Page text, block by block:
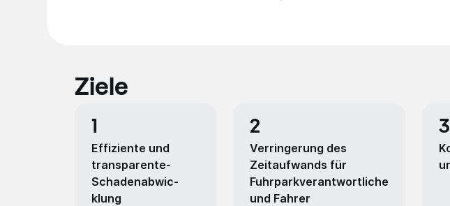
Ziele
1
Effizi­ente und
transp­arente­
Schade­nabwic­
klung
2
Verringerung des
Zeitaufwands für
Fuhrparkverantwortliche
und Fahrer
3